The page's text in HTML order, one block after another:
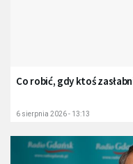
Co robić, gdy ktoś
6 sierpnia 2026 - 13:13